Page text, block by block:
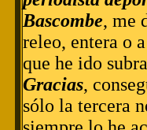
Bascombe, me
releo, entera o
que he ido
Gracias,
sólo la tercera